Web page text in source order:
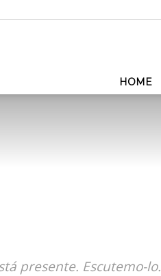
HOME
presente. Escutemo-lo.